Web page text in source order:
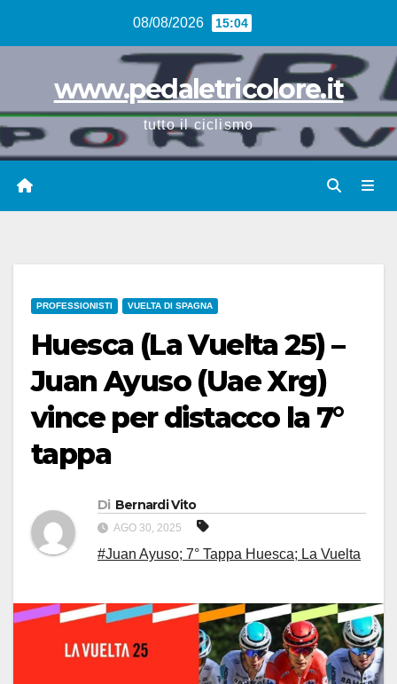
08/08/2026 15:04
www.pedaletricolore.it
tutto il ciclismo
PROFESSIONISTI VUELTA DI SPAGNA
Huesca (La Vuelta 25) –
Juan Ayuso (Uae Xrg)
vince per distacco la 7°
tappa
Di Bernardi Vito
AGO 30, 2025
#Juan Ayuso; 7° Tappa Huesca; La Vuelta